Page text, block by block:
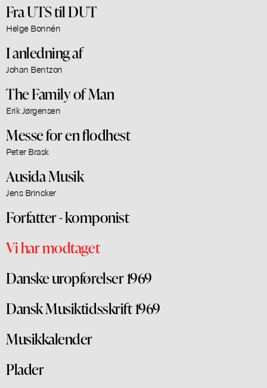
Fra UTS til DUT
Helge Bonnén
I anledning af
Johan Bentzon
The Family of Man
Erik Jørgensen
Messe for en flodhest
Peter Brask
Ausida Musik
Jens Brincker
Forfatter - komponist
Vi har modtaget
Danske uropførelser 1969
Dansk Musiktidsskrift 1969
Musikkalender
Plader